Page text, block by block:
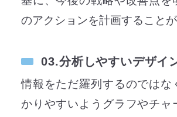
のアクションを計画することが
03.分析しやすいデザイ
情報をただ羅列するのではな
かりやすいようグラフやチャ